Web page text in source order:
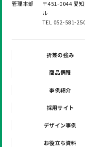
管理本部
〒451-0044 愛
ル
TEL 052-581-
折兼の強み
商品情報
事例紹介
採用サイト
デザイン事例
お役立ち資料